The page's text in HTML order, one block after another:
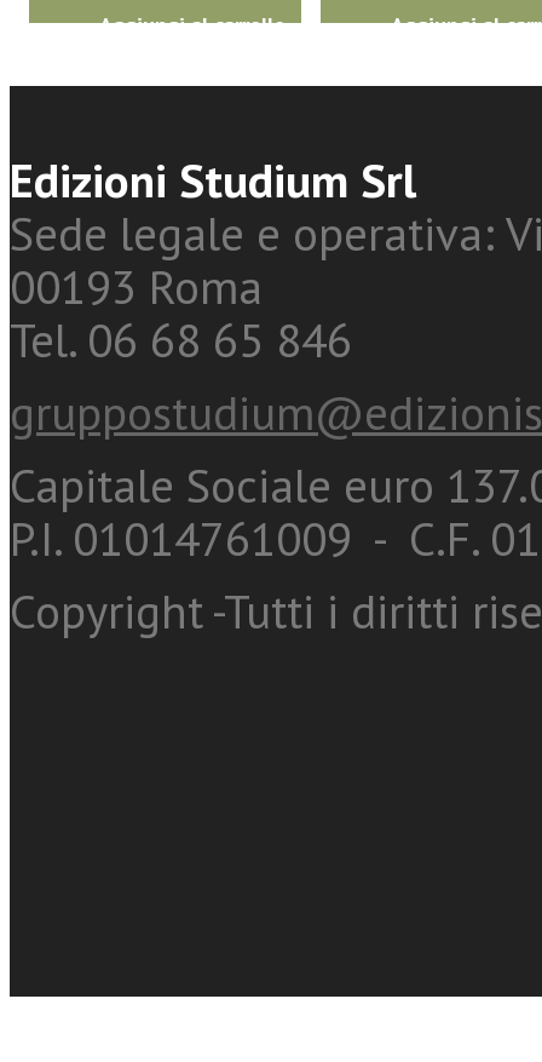
Aggiungi al carrello Aggiungi al
Edizioni Studium Srl
Sede legale e operativa:
00193 Roma
Tel. 06 68 65 846
Capitale Sociale euro
P.I. 01014761009 - C.F.
Copyright -Tutti i diritti